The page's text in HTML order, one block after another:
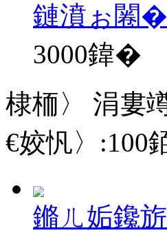
鏈濆ぉ闂�
3000鍏�
棣栭〉 涓婁
€姣忛〉:100
鏅ㄦ姤鑱